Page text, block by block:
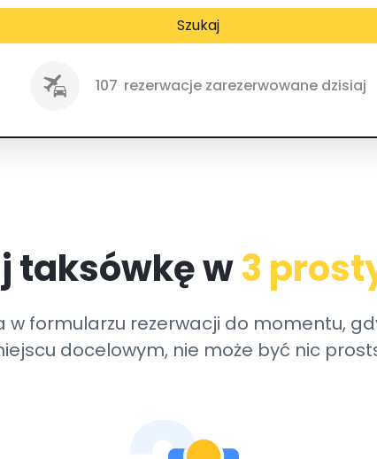
Szukaj
107 rezerwacje zarezerwowane dzisiaj
taksówkę w3
w formularzu rezerwacji do momentu,
docelowym, nie może być nic